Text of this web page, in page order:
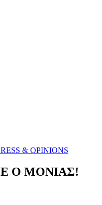
& OPINIONS
Ο ΜΟΝΙΑΣ!